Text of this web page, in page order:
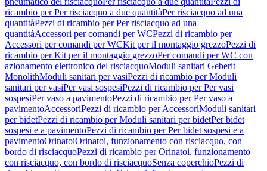
ricambio per Per risciacquo a due quantitàPer risciacquo ad una
quantitàPezzi di ricambio per Per risciacquo ad una
quantitàAccessori per comandi per WCPezzi di ricambio per
Accessori per comandi per WCKit per il montaggio grezzoPezzi di
ricambio per Kit per il montaggio grezzoPer comandi per WC con
azionamento elettronico del risciacquoModuli sanitari Geberit
MonolithModuli sanitari per vasiPezzi di ricambio per Moduli
sanitari per vasiPer vasi sospesiPezzi di ricambio per Per vasi
sospesiPer vaso a pavimentoPezzi di ricambio per Per vaso a
pavimentoAccessoriPezzi di ricambio per AccessoriModuli sanitari
per bidetPezzi di ricambio per Moduli sanitari per bidetPer bidet
sospesi e a pavimentoPezzi di ricambio per Per bidet sospesi e a
pavimentoOrinatoiOrinatoi, funzionamento con risciacquo, con
bordo di risciacquoPezzi di ricambio per Orinatoi, funzionamento
con risciacquo, con bordo di risciacquoSenza coperchioPezzi di